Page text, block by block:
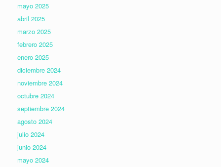
mayo 2025
abril 2025
marzo 2025
febrero 2025
enero 2025
diciembre 2024
noviembre 2024
octubre 2024
septiembre 2024
agosto 2024
julio 2024
junio 2024
mayo 2024